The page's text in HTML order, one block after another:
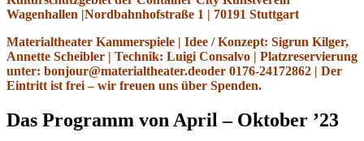
Wagenhallen |Nordbahnhofstraße 1 | 70191 Stuttgart
Materialtheater Kammerspiele | Idee / Konzept: Sigrun Kilger,
Annette Scheibler | Technik: Luigi Consalvo | Platzreservierung
unter: bonjour@materialtheater.deoder 0176-24172862 | Der
Eintritt ist frei – wir freuen uns über Spenden.
Das Programm von April – Oktober ’23